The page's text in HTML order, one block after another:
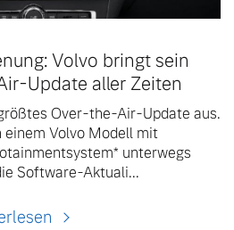
Volvo bringt sein
Update aller Zeiten
Over-the-Air-Update aus.
einem Volvo Modell mit
unterwegs
Software-Aktuali...